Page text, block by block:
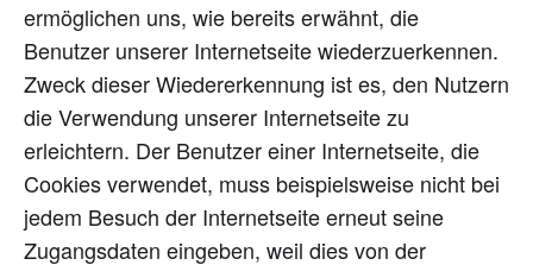
ermöglichen uns, wie bereits erwähnt, die
Benutzer unserer Internetseite wiederzuerkennen.
Zweck dieser Wiedererkennung ist es, den Nutzern
die Verwendung unserer Internetseite zu
erleichtern. Der Benutzer einer Internetseite, die
Cookies verwendet, muss beispielsweise nicht bei
jedem Besuch der Internetseite erneut seine
Zugangsdaten eingeben, weil dies von der